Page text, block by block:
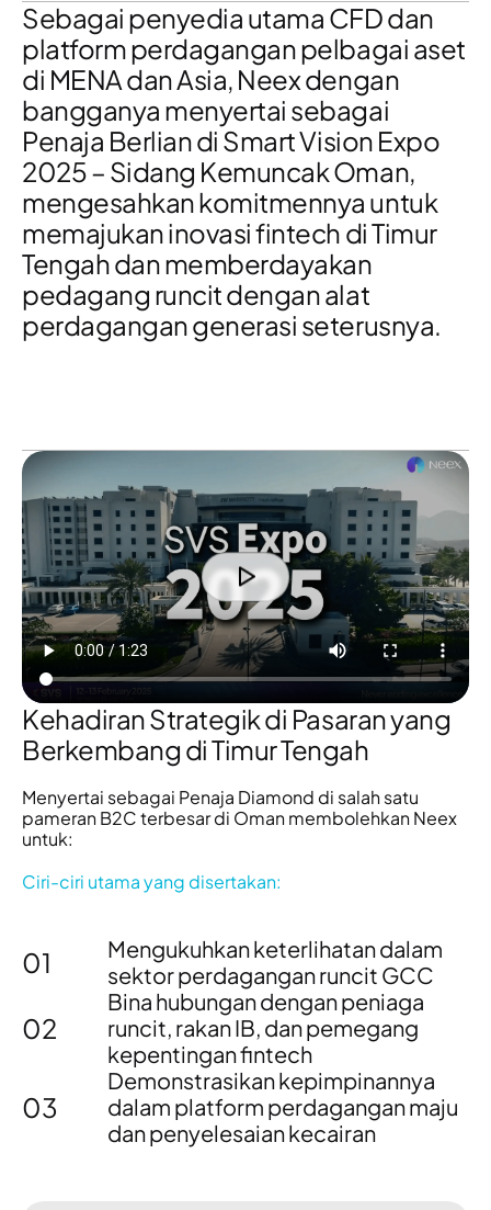
Sebagai penyedia utama CFD dan
platform perdagangan pelbagai aset
di MENA dan Asia, Neex dengan
bangganya menyertai sebagai
Penaja Berliandi Smart Vision Expo
2025 – Sidang Kemuncak Oman,
mengesahkan komitmennya untuk
memajukaninovasi fintech di Timur
Tengahdan memberdayakan
pedagang runcit dengan alat
perdagangan generasi seterusnya.
Kehadiran Strategik di Pasaran yang
Berkembang di Timur Tengah
Menyertai sebagai Penaja Diamond di salah satu
pameran B2C terbesar di Omanmembolehkan Neex
untuk:
Ciri-ciri utama yang disertakan:
01
Mengukuhkan keterlihatan dalam
sektor perdagangan runcit GCC
02
Bina hubungan denganpeniaga
runcit, rakan IB, dan pemegang
kepentingan fintech
03
Demonstrasikan kepimpinannya
dalam platform perdagangan maju
dan penyelesaian kecairan